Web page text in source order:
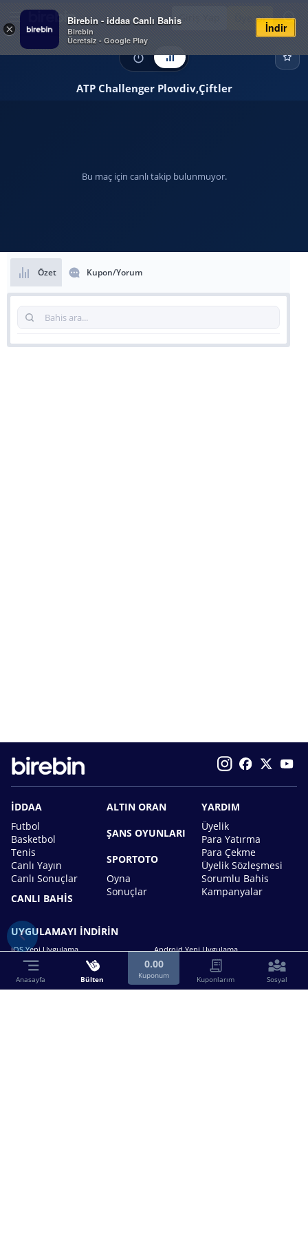
×
Birebin - iddaa Canlı Bahis
Birebin
Ücretsiz - Google Play
İndir
Giriş Yap Üye Ol
ATP Challenger Plovdiv,Çiftler
Bu maç için canlı takip bulunmuyor.
Özet Kupon/Yorum
İDDAA
Futbol
Basketbol
Tenis
Canlı Yayın
Canlı Sonuçlar
CANLI BAHİS
ALTIN ORAN
ŞANS OYUNLARI
SPORTOTO
Oyna
Sonuçlar
YARDIM
Üyelik
Para Yatırma
Para Çekme
Üyelik Sözleşmesi
Sorumlu Bahis
Kampanyalar
UYGULAMAYI İNDİRİN
iOS Yeni Uygulama Android Yeni Uygulama
Anasayfa Bülten
0.00
Kuponum Kuponlarım Sosyal